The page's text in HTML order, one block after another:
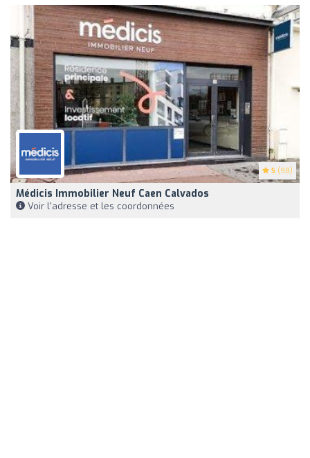
5 (98)
Médicis Immobilier Neuf Caen Calvados
Voir l'adresse et les coordonnées